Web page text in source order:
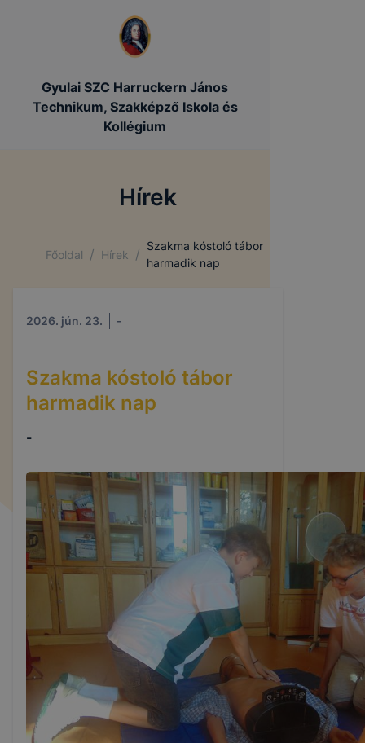
Gyulai SZC Harruckern János
Technikum, Szakképző Iskola és
Kollégium
Hírek
Főoldal / Hírek /
Szakma kóstoló tábor
harmadik nap
2026. jún. 23. -
Szakma kóstoló tábor
harmadik nap
-